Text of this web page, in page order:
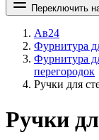
Переключить
Ав24
Фурнитура
Фурнитура
перегородок
Ручки для
Ручки